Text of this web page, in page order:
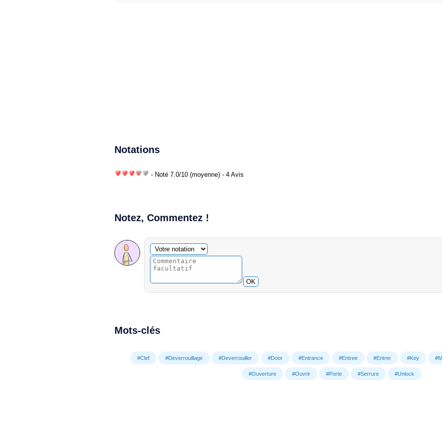
Notations
- Noté 7.0/10 (moyenne) - 4 Avis
Notez, Commentez !
Commentaire facultatif
Votre notation
OK
Mots-clés
#Clef #Deverrouillage #Deverrouiller #Door #Entrance #Entree #Entrer #Key
#Ouverture #Ouvrir #Porte #Serrure #Unlock